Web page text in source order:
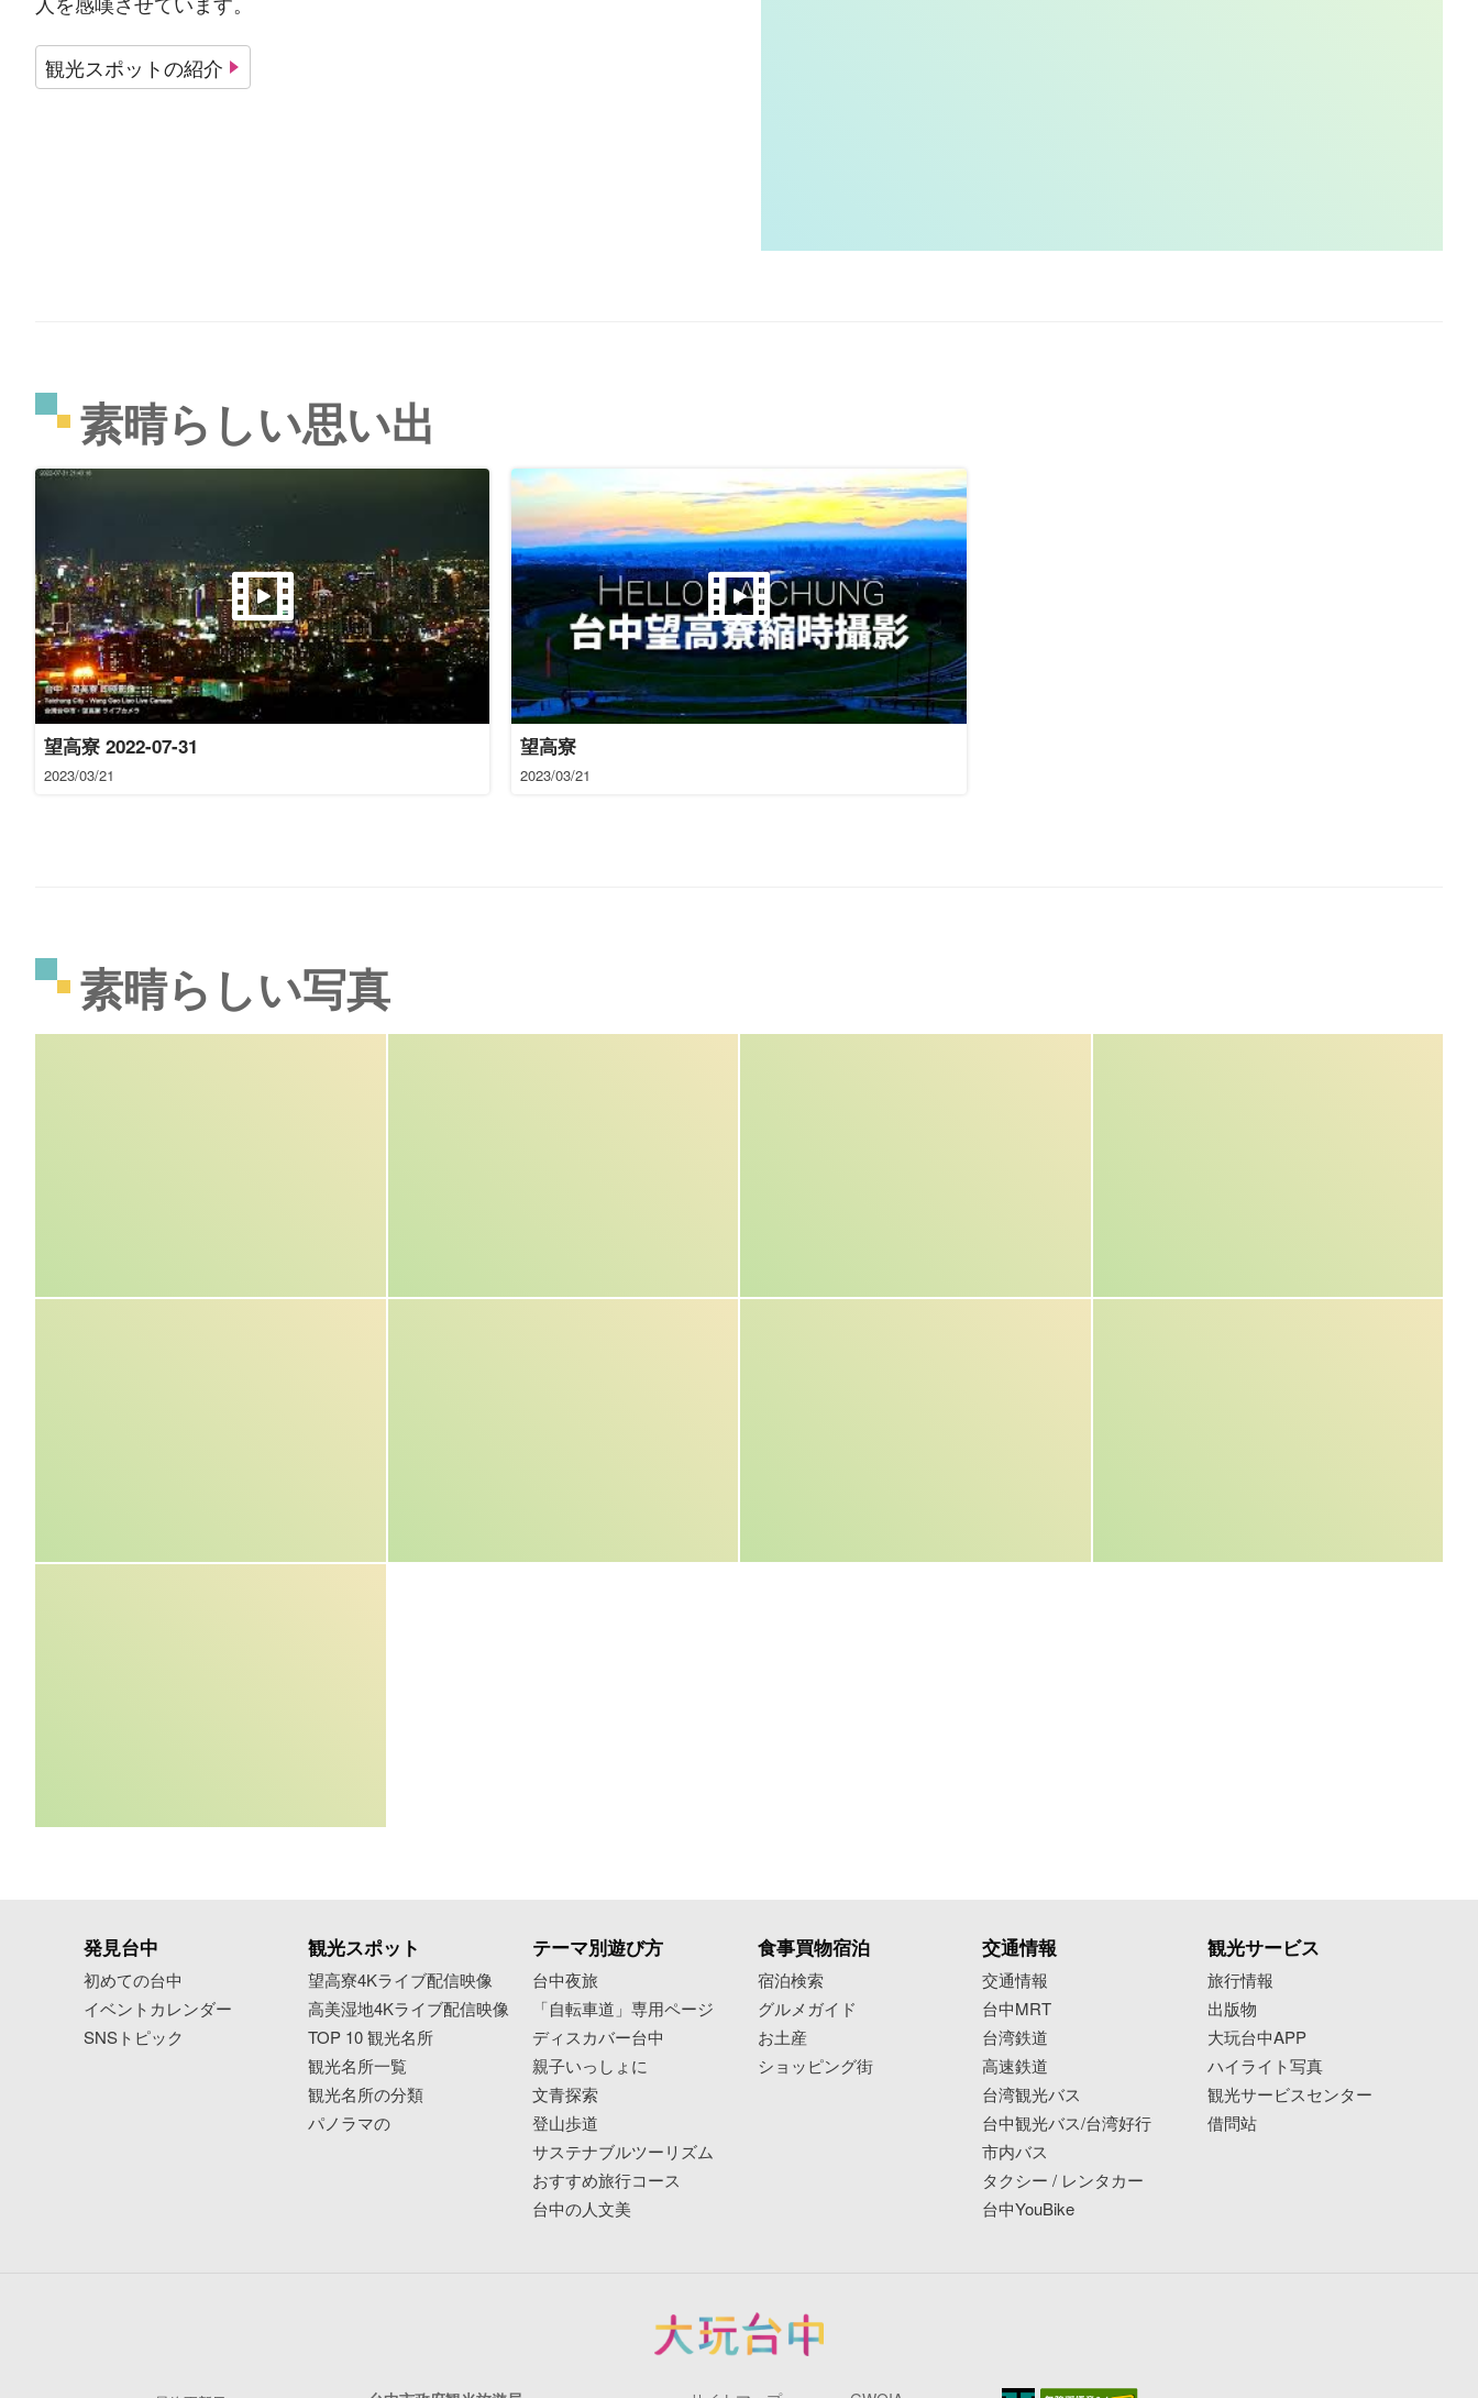
観光スポットの紹介
素晴らしい思い出
望高寮 2022-07-31
2023/03/21
望高寮
2023/03/21
素晴らしい写真
発見台中
初めての台中
イベントカレンダー
SNSトピック
観光スポット
望高寮4Kライブ配信映像
高美湿地4Kライブ配信映像
TOP 10 観光名所
観光名所一覧
観光名所の分類
パノラマの
テーマ別遊び方
台中夜旅
「自転車道」専用ページ
ディスカバー台中
親子いっしょに
文青探索
登山歩道
サステナブルツーリズム
おすすめ旅行コース
台中の人文美
食事買物宿泊
宿泊検索
グルメガイド
お土産
ショッピング街
交通情報
交通情報
台中MRT
台湾鉄道
高速鉄道
台湾観光バス
台中観光バス/台湾好行
市内バス
タクシー / レンタカー
台中YouBike
観光サービス
旅行情報
出版物
大玩台中APP
ハイライト写真
観光サービスセンター
借問站